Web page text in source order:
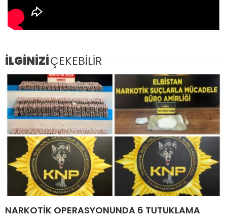
İLGİNİZİÇEKEBİLİR
NARKOTİK OPERASYONUNDA 6 TUTUKLAMA